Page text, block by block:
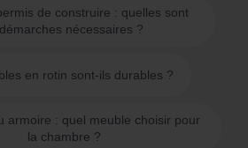
de construire : quelles sont
nécessaires ?
en rotin sont-ils durables ?
armoire : quel meuble choisir pour
la chambre ?